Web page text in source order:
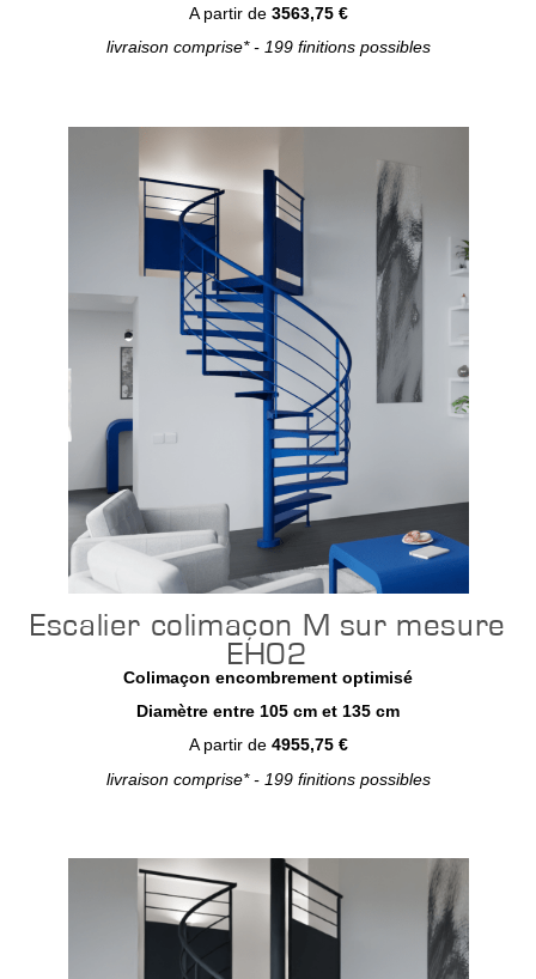
A partir de 3563,75 €
livraison comprise* - 199 finitions possibles
Escalier colimaçon M sur mesure
EH02
Colimaçon encombrement optimisé
Diamètre entre 105 cm et 135 cm
A partir de 4955,75 €
livraison comprise* - 199 finitions possibles
Configurer